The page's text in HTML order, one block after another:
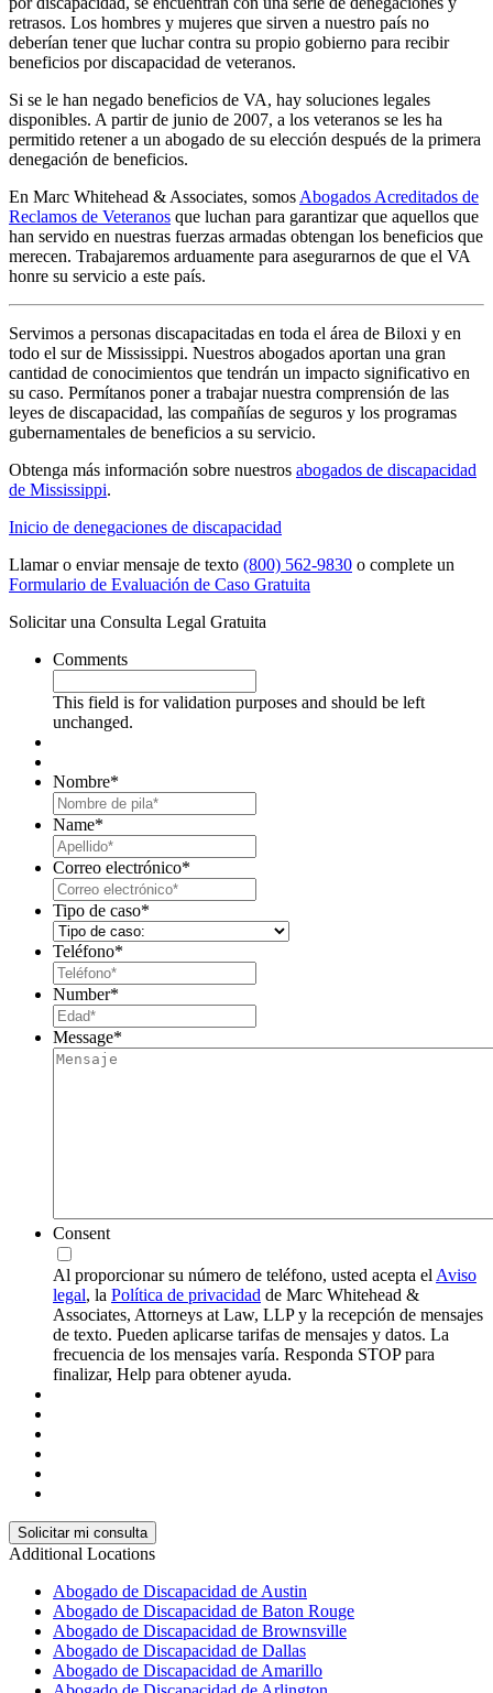
retrasos. Los hombres y mujeres que sirven a nuestro país no
deberían tener que luchar contra su propio gobierno para recibir
beneficios por discapacidad de veteranos.
Si se le han negado beneficios de VA, hay soluciones legales
disponibles. A partir de junio de 2007, a los veteranos se les ha
permitido retener a un abogado de su elección después de la primera
denegación de beneficios.
En Marc Whitehead & Associates, somos Abogados Acreditados de
Reclamos de Veteranos que luchan para garantizar que aquellos que
han servido en nuestras fuerzas armadas obtengan los beneficios que
merecen. Trabajaremos arduamente para asegurarnos de que el VA
honre su servicio a este país.
Servimos a personas discapacitadas en toda el área de Biloxi y en
todo el sur de Mississippi. Nuestros abogados aportan una gran
cantidad de conocimientos que tendrán un impacto significativo en
su caso. Permítanos poner a trabajar nuestra comprensión de las
leyes de discapacidad, las compañías de seguros y los programas
gubernamentales de beneficios a su servicio.
Obtenga más información sobre nuestros abogados de discapacidad
de Mississippi.
Inicio de denegaciones de discapacidad
Llamar o enviar mensaje de texto (800) 562-9830 o complete un
Formulario de Evaluación de Caso Gratuita
Solicitar una Consulta Legal Gratuita
Comments
This field is for validation purposes and should be left
unchanged.
Nombre*
Name*
Correo electrónico*
Tipo de caso*
Teléfono*
Number*
Message*
Consent
Al proporcionar su número de teléfono, usted acepta el Aviso
legal, la Política de privacidad de Marc Whitehead &
Associates, Attorneys at Law, LLP y la recepción de mensajes
de texto. Pueden aplicarse tarifas de mensajes y datos. La
frecuencia de los mensajes varía. Responda STOP para
finalizar, Help para obtener ayuda.
Additional Locations
Abogado de Discapacidad de Austin
Abogado de Discapacidad de Baton Rouge
Abogado de Discapacidad de Brownsville
Abogado de Discapacidad de Dallas
Abogado de Discapacidad de Amarillo